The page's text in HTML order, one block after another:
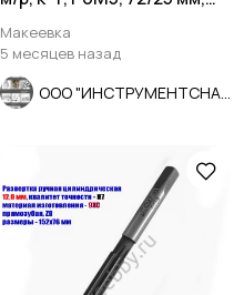
мелкий шаг.
Макеевка
5 месяцев назад